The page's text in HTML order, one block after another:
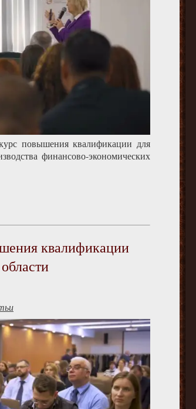
повышения квалификации для
финансово-экономических
квалификации